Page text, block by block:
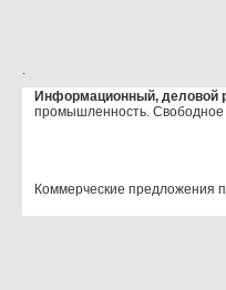
.
Информационный, деловой
промышленность.
Коммерческие предложения